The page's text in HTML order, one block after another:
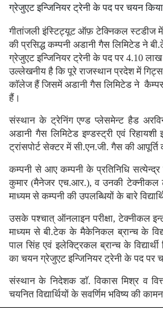
ग्रेजुएट इन्जिनियर ट्रेनी के पद पर चयन
गीतांजली इंस्टिट्यूट ऑफ़ टेक्निकल स्टडीज में
की प्रसिद्ध कम्पनी अडानी गैस लिमिटेड ने
ग्रेजुएट इन्जिनियर ट्रेनी के पद पर 4.10
उल्लेखनीय है कि पूरे राजस्थान प्रदेश में गिट्स
काॅलेज हैं जिसमें अडानी गैस लिमिटेड ने
हैं।
संस्थान के ट्रेनिंग एण्ड प्लेसमेन्ट हैड
अडानी गैस लिमिटेड इण्डस्ट्री एवं
ट्रांसपोर्ट सेक्टर में सी.एन.जी. गैस की आपूर्ति
कम्पनी से आए कम्पनी के प्रतिनिधि
कुमार (मैनेजर एच.आर.), व उनकी टेक्नीकल
माध्यम से कम्पनी की उपलब्धियों के बारे
उसके पश्चात् ऑनलाइन परीक्षा, टेक्नीकल
माध्यम से बी.टेक के मैकेनिकल ब्रान्च के
पाल सिंह एवं इलेक्ट्रिकल ब्रान्च के
का चयन ग्रेजुएट इन्जिनियर ट्रेनी के पद पर
संस्थान के निदेशक डाॅ. विकास मिश्र व
चयनित विद्यार्थियों के सवर्णिम भविष्य की